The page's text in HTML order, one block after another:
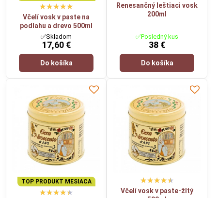
Včelí vosk v paste na
podlahu a drevo 500ml
✅Skladom
17,60 €
Do košíka
Renesančný leštiaci vosk
200ml
✅Posledný kus
38 €
Do košíka
TOP PRODUKT MESIACA
Včelí vosk v paste-žltý